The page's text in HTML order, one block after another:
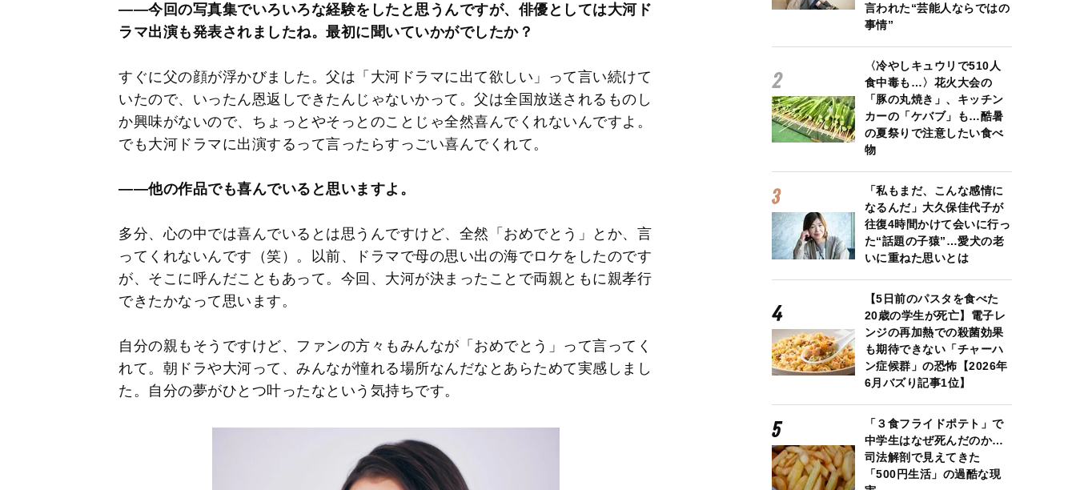
e
――今回の写真集でいろいろな経験をしたと思うんですが、俳優としては大河ド
ラマ出演も発表されましたね。最初に聞いていかがでしたか？
すぐに父の顔が浮かびました。父は「大河ドラマに出て欲しい」って言い続けて
いたので、いったん恩返しできたんじゃないかって。父は全国放送されるものし
か興味がないので、ちょっとやそっとのことじゃ全然喜んでくれないんですよ。
でも大河ドラマに出演するって言ったらすっごい喜んでくれて。
――他の作品でも喜んでいると思いますよ。
多分、心の中では喜んでいるとは思うんですけど、全然「おめでとう」とか、言
ってくれないんです（笑）。以前、ドラマで母の思い出の海でロケをしたのです
が、そこに呼んだこともあって。今回、大河が決まったことで両親ともに親孝行
できたかなって思います。
自分の親もそうですけど、ファンの方々もみんなが「おめでとう」って言ってく
れて。朝ドラや大河って、みんなが憧れる場所なんだなとあらためて実感しまし
た。自分の夢がひとつ叶ったなという気持ちです。
言われた“芸能人ならではの
事情”
〈冷やしキュウリで510人
食中毒も…〉花火大会の
「豚の丸焼き」、キッチン
カーの「ケバブ」も…酷暑
の夏祭りで注意したい食べ
物
「私もまだ、こんな感情に
なるんだ」大久保佳代子が
往復4時間かけて会いに行っ
た“話題の子猿”…愛犬の老
いに重ねた思いとは
【5日前のパスタを食べた
20歳の学生が死亡】電子レ
ンジの再加熱での殺菌効果
も期待できない「チャーハ
ン症候群」の恐怖【2026年
6月バズり記事1位】
「３食フライドポテト」で
中学生はなぜ死んだのか…
司法解剖で見えてきた
「500円生活」の過酷な現